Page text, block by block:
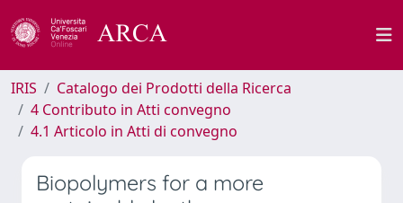
IRIS
Catalogo dei Prodotti della Ricerca
4 Contributo in Atti convegno
4.1 Articolo in Atti di convegno
Biopolymers for a more